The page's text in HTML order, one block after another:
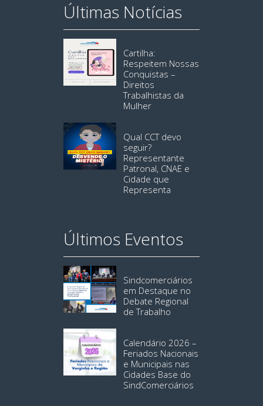
Últimas Notícias
Cartilha:
Respeitem Nossas
Conquistas –
Direitos
Trabalhistas da
Mulher
Qual CCT devo
seguir?
Representante
Patronal, CNAE e
Cidade que
Representa
Últimos Eventos
Sindcomerciários
em Destaque no
Debate Regional
de Trabalho
Calendário 2026 –
Feriados Nacionais
e Municipais nas
Cidades Base do
SindComerciários